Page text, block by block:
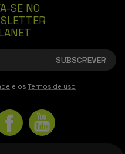
SE NO
e os Termos de uso